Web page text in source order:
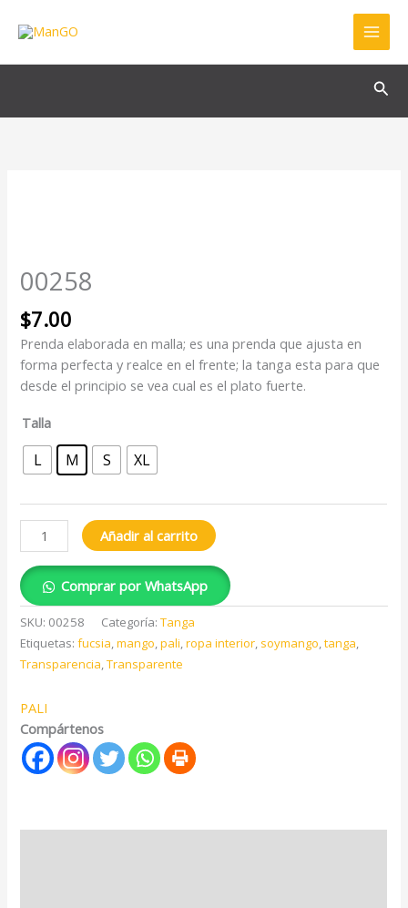
00258
$7.00
Prenda elaborada en malla; es una prenda que ajusta en
forma perfecta y realce en el frente; la tanga esta para que
desde el principio se vea cual es el plato fuerte.
Talla
L M S XL
Añadir al carrito
Comprar por WhatsApp
SKU: 00258 Categoría:Tanga
Etiquetas:fucsia,mango,pali,ropa interior, soymango,tanga,
Transparencia,Transparente
PALI
Compártenos